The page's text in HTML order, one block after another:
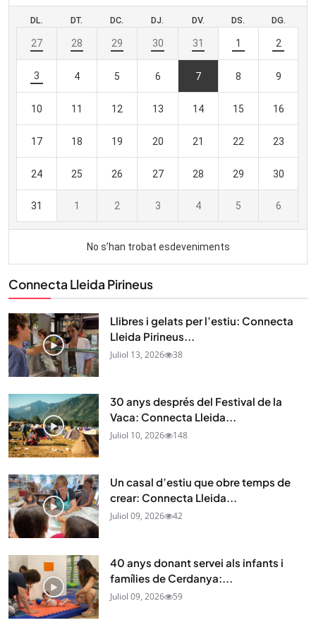
Connecta Lleida Pirineus
Llibres i gelats per l’estiu: Connecta
Lleida Pirineus...
Juliol 13, 2026 38
30 anys després del Festival de la
Vaca: Connecta Lleida...
Juliol 10, 2026 148
Un casal d’estiu que obre temps de
crear: Connecta Lleida...
Juliol 09, 2026 42
40 anys donant servei als infants i
famílies de Cerdanya:...
Juliol 09, 2026 59